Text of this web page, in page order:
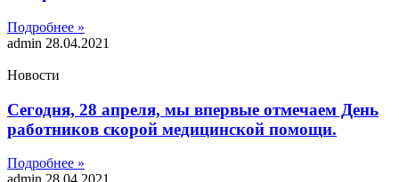
Подробнее »
admin 28.04.2021
Новости
Сегодня, 28 апреля, мы впервые отмечаем День
работников скорой медицинской помощи.
Подробнее »